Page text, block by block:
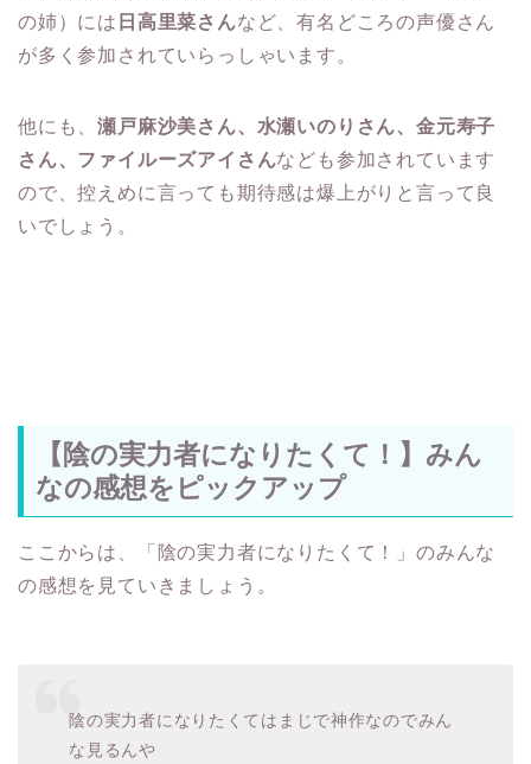
の姉）には 日高里菜さんなど、有名どころの声優さん
が多く参加されていらっしゃいます。
他にも、瀬戸麻沙美さん、水瀬いのりさん、金元寿子
さん、ファイルーズアイさんなども参加されています
ので、控えめに言っても期待感は爆上がりと言って良
いでしょう。
【陰の実力者になりたくて！】みん
なの感想をピックアップ
ここからは、「陰の実力者になりたくて！」のみんな
の感想を見ていきましょう。
な見るんや